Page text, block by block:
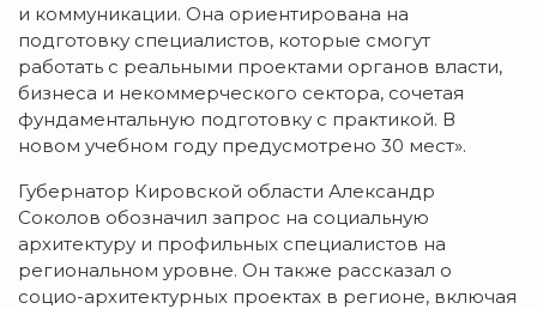
и коммуникации. Она ориентирована на
подготовку специалистов, которые смогут
работать с реальными проектами органов власти,
бизнеса и некоммерческого сектора, сочетая
фундаментальную подготовку с практикой. В
новом учебном году предусмотрено 30 мест».
Губернатор Кировской области Александр
Соколов обозначил запрос на социальную
архитектуру и профильных специалистов на
региональном уровне. Он также рассказал о
социо-архитектурных проектах в регионе, включая